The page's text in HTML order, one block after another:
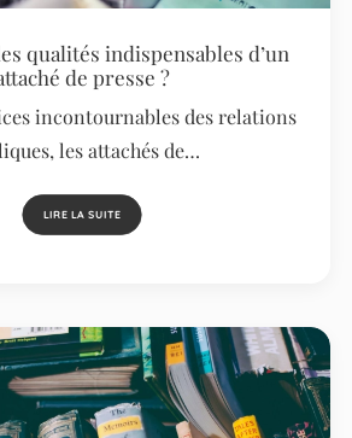
qualités indispensables d’un
de presse ?
incontournables des relations
les attachés de…
LIRE LA SUITE